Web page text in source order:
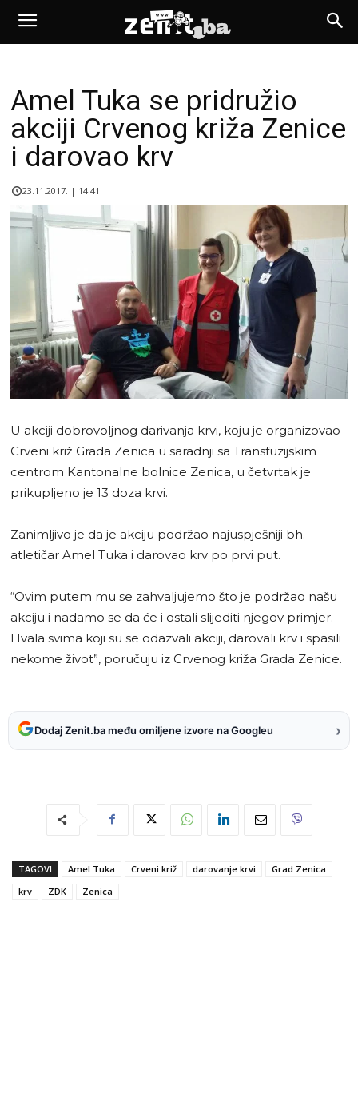
Amel Tuka se pridružio
akciji Crvenog križa Zenice
i darovao krv
23.11.2017. | 14:41
U akciji dobrovoljnog darivanja krvi, koju je organizovao
Crveni križ Grada Zenica u saradnji sa Transfuzijskim
centrom Kantonalne bolnice Zenica, u četvrtak je
prikupljeno je 13 doza krvi.
Zanimljivo je da je akciju podržao najuspješniji bh.
atletičar Amel Tuka i darovao krv po prvi put.
“Ovim putem mu se zahvaljujemo što je podržao našu
akciju i nadamo se da će i ostali slijediti njegov primjer.
Hvala svima koji su se odazvali akciji, darovali krv i spasili
nekome život”, poručuju iz Crvenog križa Grada Zenice.
Dodaj Zenit.ba među omiljene izvore na Googleu ›
TAGOVI Amel Tuka Crveni križ darovanje krvi
Grad Zenica
krv
ZDK Zenica